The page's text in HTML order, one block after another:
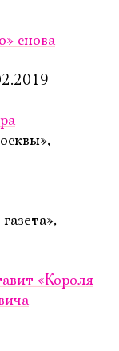
снова
«Короля